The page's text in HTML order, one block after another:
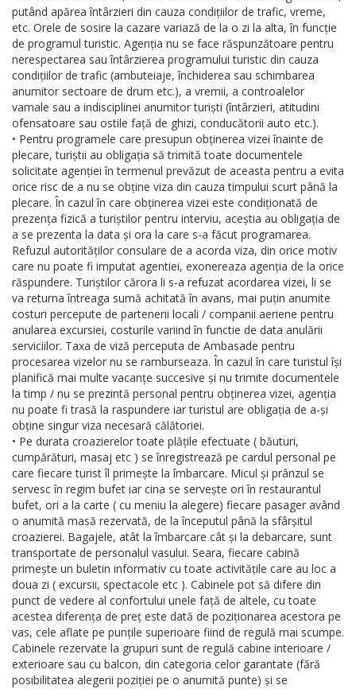
putând apărea întârzieri din cauza condițiilor de trafic, vreme,
etc. Orele de sosire la cazare variază de la o zi la alta, în funcție
de programul turistic. Agenția nu se face răspunzătoare pentru
nerespectarea sau întârzierea programului turistic din cauza
condițiilor de trafic (ambuteiaje, închiderea sau schimbarea
anumitor sectoare de drum etc.), a vremii, a controalelor
vamale sau a indisciplinei anumitor turiști (întârzieri, atitudini
ofensatoare sau ostile față de ghizi, conducătorii auto etc.).
• Pentru programele care presupun obținerea vizei înainte de
plecare, turiștii au obligația să trimită toate documentele
solicitate agenției în termenul prevăzut de aceasta pentru a evita
orice risc de a nu se obține viza din cauza timpului scurt până la
plecare. În cazul în care obținerea vizei este condiționată de
prezența fizică a turiștilor pentru interviu, aceștia au obligația de
a se prezenta la data și ora la care s-a făcut programarea.
Refuzul autorităților consulare de a acorda viza, din orice motiv
care nu poate fi imputat agentiei, exonereaza agenția de la orice
răspundere. Turiștilor cărora li s-a refuzat acordarea vizei, li se
va returna întreaga sumă achitată în avans, mai puțin anumite
costuri percepute de partenerii locali / companii aeriene pentru
anularea excursiei, costurile variind în functie de data anulării
serviciilor. Taxa de viză perceputa de Ambasade pentru
procesarea vizelor nu se ramburseaza. În cazul în care turistul își
planifică mai multe vacanțe succesive și nu trimite documentele
la timp / nu se prezintă personal pentru obținerea vizei, agenția
nu poate fi trasă la raspundere iar turistul are obligația de a-și
obține singur viza necesară călătoriei.
• Pe durata croazierelor toate plățile efectuate ( băuturi,
cumpărături, masaj etc ) se înregistrează pe cardul personal pe
care fiecare turist îl primește la îmbarcare. Micul și prânzul se
servesc în regim bufet iar cina se servește ori în restaurantul
bufet, ori a la carte ( cu meniu la alegere) fiecare pasager având
o anumită masă rezervată, de la începutul până la sfârșitul
croazierei. Bagajele, atât la îmbarcare cât și la debarcare, sunt
transportate de personalul vasului. Seara, fiecare cabină
primește un buletin informativ cu toate activitățile care au loc a
doua zi ( excursii, spectacole etc ). Cabinele pot să difere din
punct de vedere al confortului unele față de altele, cu toate
acestea diferența de preț este dată de poziționarea acestora pe
vas, cele aflate pe punțile superioare fiind de regulă mai scumpe.
Cabinele rezervate la grupuri sunt de regulă cabine interioare /
exterioare sau cu balcon, din categoria celor garantate (fără
posibilitatea alegerii poziției pe o anumită punte) și se